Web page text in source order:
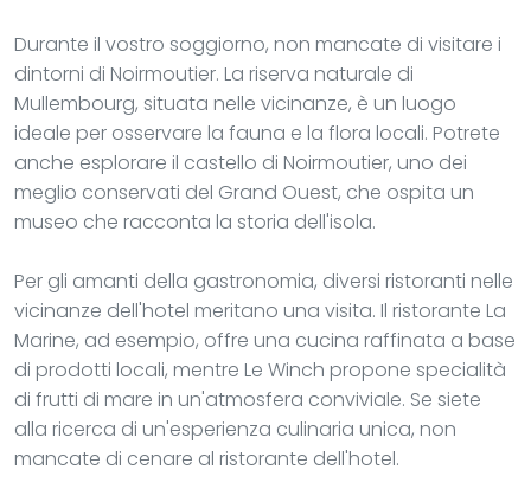
Durante il vostro soggiorno, non mancate di visitare i
dintorni di Noirmoutier. La riserva naturale di
Mullembourg, situata nelle vicinanze, è un luogo
ideale per osservare la fauna e la flora locali. Potrete
anche esplorare il castello di Noirmoutier, uno dei
meglio conservati del Grand Ouest, che ospita un
museo che racconta la storia dell'isola.
Per gli amanti della gastronomia, diversi ristoranti nelle
vicinanze dell'hotel meritano una visita. Il ristorante La
Marine, ad esempio, offre una cucina raffinata a base
di prodotti locali, mentre Le Winch propone specialità
di frutti di mare in un'atmosfera conviviale. Se siete
alla ricerca di un'esperienza culinaria unica, non
mancate di cenare al ristorante dell'hotel.